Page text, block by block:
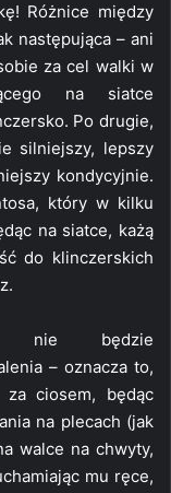
Różnice między
następująca – ani
za cel walki w
na siatce
Po drugie,
silniejszy, lepszy
kondycyjnie.
który w kilku
na siatce, każą
do klinczerskich
nie będzie
– oznacza to,
ciosem, będąc
na plecach (jak
walce na chwyty,
mu ręce,